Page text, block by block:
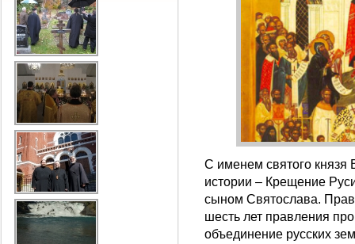
С именем святого князя
истории – Крещение
сыном Святослава.
шесть лет правления
объединение русских